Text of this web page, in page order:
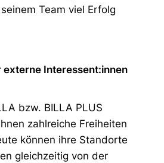
Team viel Erfolg
Interessent:innen
bzw. BILLA PLUS
zahlreiche Freiheiten
können ihre Standorte
gleichzeitig von der